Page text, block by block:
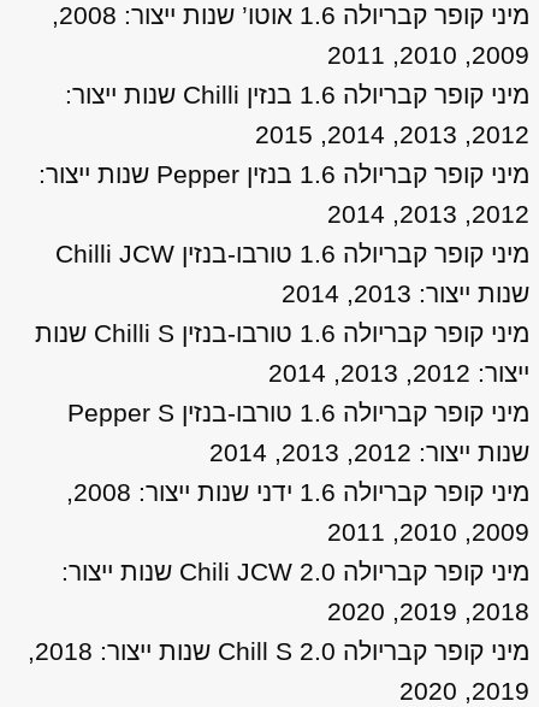
מיני קופר קבריולה 1.6 אוטו’ שנות ייצור: 2008,
2009, 2010, 2011
מיני קופר קבריולה 1.6 בנזין Chilli שנות ייצור:
2012, 2013, 2014, 2015
מיני קופר קבריולה 1.6 בנזין Pepper שנות ייצור:
2012, 2013, 2014
מיני קופר קבריולה 1.6 טורבו-בנזין Chilli JCW
שנות ייצור: 2013, 2014
מיני קופר קבריולה 1.6 טורבו-בנזין Chilli S שנות
ייצור: 2012, 2013, 2014
מיני קופר קבריולה 1.6 טורבו-בנזין Pepper S
שנות ייצור: 2012, 2013, 2014
מיני קופר קבריולה 1.6 ידני שנות ייצור: 2008,
2009, 2010, 2011
מיני קופר קבריולה 2.0 Chili JCW שנות ייצור:
2018, 2019, 2020
מיני קופר קבריולה 2.0 Chill S שנות ייצור: 2018,
2019, 2020